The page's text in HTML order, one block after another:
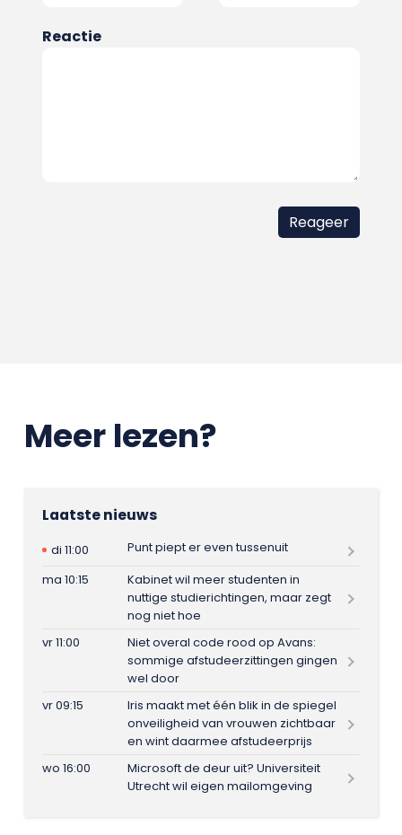
Reactie
Meer lezen?
Laatste nieuws
di 11:00
Punt piept er even tussenuit
ma 10:15
Kabinet wil meer studenten in
nuttige studierichtingen, maar zegt
nog niet hoe
vr 11:00
Niet overal code rood op Avans:
sommige afstudeerzittingen gingen
wel door
vr 09:15
Iris maakt met één blik in de spiegel
onveiligheid van vrouwen zichtbaar
en wint daarmee afstudeerprijs
wo 16:00
Microsoft de deur uit? Universiteit
Utrecht wil eigen mailomgeving